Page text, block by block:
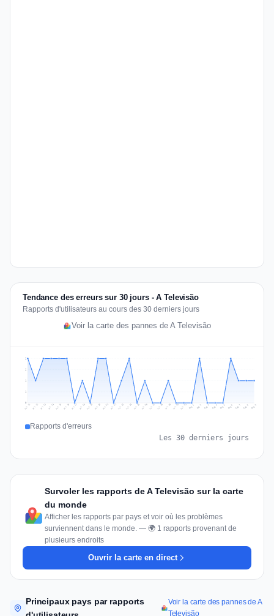
Tendance des erreurs sur 30 jours - A Televisão
Rapports d'utilisateurs au cours des 30 derniers jours
Voir la carte des pannes de A Televisão
1
1
2
2
Jul 11 Jul 12 Jul 13 Jul 14 Jul 15 Jul 16 Jul 17 Jul 18 Jul 19 Jul 20 Jul 21 Jul 22 Jul 23 Jul 24 Jul 25 Jul 26 Jul 27 Jul 28 Jul 29 Jul 30 Jul 31 Aug 1 Aug 2 Aug 3 Aug 4 Aug 5 Aug 6 Aug 7 Aug 8 Aug 9
Rapports d'erreurs
Les 30 derniers jours
Survoler les rapports de A Televisão sur la carte
du monde
Afficher les rapports par pays et voir où les problèmes
surviennent dans le monde. — 🌍 1 rapports provenant de
plusieurs endroits
Ouvrir la carte en direct
Principaux pays par rapports
Voir la carte des pannes de A
Televisão